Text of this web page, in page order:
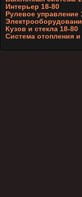
Интерьер 18-80
Рулевое управление
Кузов и стекла 18-80
Система отопления